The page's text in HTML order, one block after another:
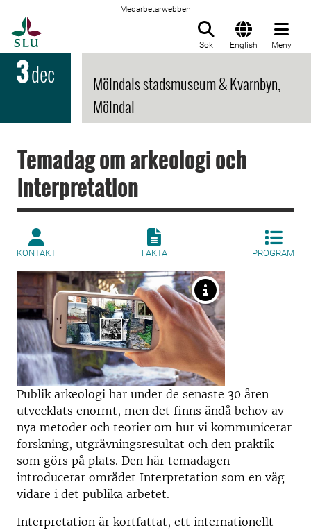
Medarbetarwebben
Sök English Meny
3dec
Mölndals stadsmuseum & Kvarnbyn,
Mölndal
Temadag om arkeologi och
interpretation
KONTAKT FAKTA PROGRAM
Publik arkeologi har under de senaste 30 åren
utvecklats enormt, men det finns ändå behov av
nya metoder och teorier om hur vi kommunicerar
forskning, utgrävningsresultat och den praktik
som görs på plats. Den här temadagen
introducerar området Interpretation som en väg
vidare i det publika arbetet.
Interpretation är kortfattat, ett internationellt